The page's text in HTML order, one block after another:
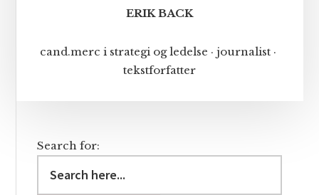
ERIK BACK
cand.merc i strategi og ledelse · journalist ·
tekstforfatter
Search for: